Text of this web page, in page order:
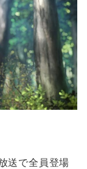
送で全員登場